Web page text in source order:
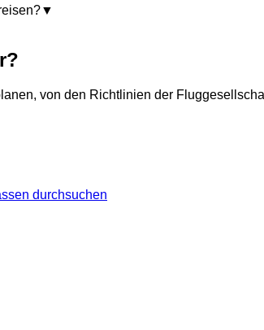
▼
von den Richtlinien der
durchsuchen